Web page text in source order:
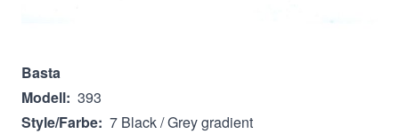
Basta
Modell: 393
Style/Farbe: 7 Black / Grey gradient